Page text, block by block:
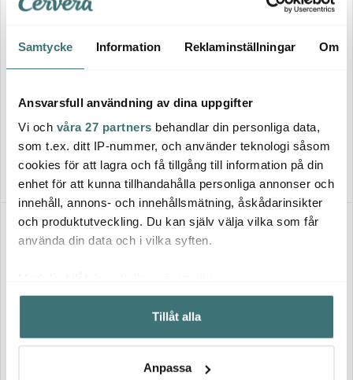
Samtycke Information Reklaminställningar Om
Ansvarsfull användning av dina uppgifter
Vi och våra 27 partners behandlar din personliga data,
som t.ex. ditt IP-nummer, och använder teknologi såsom
cookies för att lagra och få tillgång till information på din
enhet för att kunna tillhandahålla personliga annonser och
innehåll, annons- och innehållsmätning, åskådarinsikter
och produktutveckling. Du kan själv välja vilka som får
använda din data och i vilka syften.
Samla in information om din geografiska plats som
kan ha en noggrannhet på upp till flera meter
Identifiera din enhet genom att aktivt skanna den för
Tillåt alla
Anpassa
Juna
cm sand/vit
999 kr
I lager
Bedding Collection örngott
60x63 cm 2-pack powder
blue stripes
239 kr 399 kr
Få i lager
Kay Bojesen Denmark
Lagerrensning